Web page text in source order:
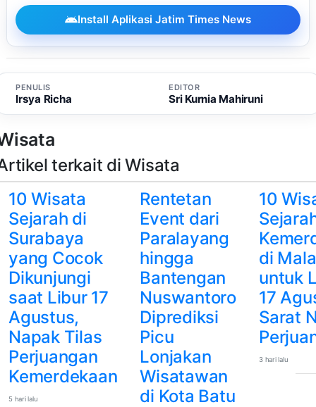
Install Aplikasi Jatim Times News
PENULIS
Irsya Richa
EDITOR
Sri Kurnia Mahiruni
terkait di Wisata
10 Wisata
Sejarah di
Surabaya
yang Cocok
Dikunjungi
saat Libur 17
Agustus,
Napak Tilas
Perjuangan
Kemerdekaan
5 hari lalu
Rentetan
Event dari
Paralayang
hingga
Bantengan
Nuswantoro
Diprediksi
Picu
Lonjakan
Wisatawan
di Kota Batu
10
di
untuk
17
Sarat
3 hari lalu